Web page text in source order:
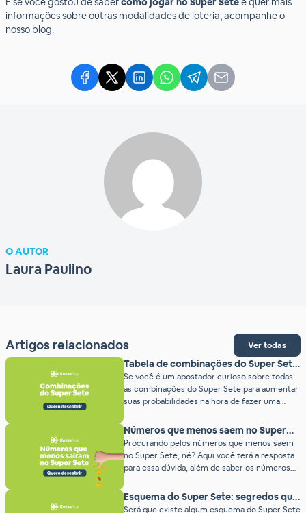
informações sobre outras modalidades de loteria, acompanhe o
nosso blog.
O AUTOR
Laura Paulino
Artigos relacionados Ver todas
Tabela de combinações do Super Sete:
confira as possibilidades
Se você é um apostador curioso sobre todas
as combinações do Super Sete para aumentar
suas probabilidades na hora de fazer uma
encontrar conteúdo sobre estatísticas e
curiosidades das loterias para ajudar você a
entender melhor os padrões de sorteio.
Nossa plataforma é um ambiente seguro […]
Números que menos saem no Super
Sete (ranking atualizado)
Procurando pelos números que menos saem
no Super Sete, né? Aqui você terá a resposta
para essa dúvida, além de saber os números
uma loteria recente e com funcionamento
diferente das demais, porque os números são
Esquema do Super Sete: segredos que
ninguém conta (2026)
Será que existe algum esquema do Super Sete